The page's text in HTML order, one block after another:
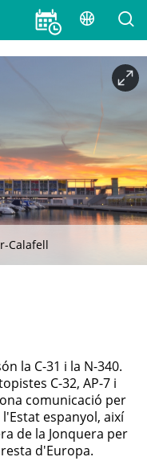
Calafell
la C-31 i la N-340.
C-32, AP-7 i
comunicació per
espanyol, així
de la Jonquera per
d'Europa.